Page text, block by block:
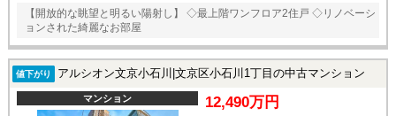
【開放的な眺望と明るい陽射し】 ◇最上階ワンフロア2住戸 ◇リノベーシ
ョンされた綺麗なお部屋
値下がり アルシオン文京小石川|文京区小石川1丁目の中古マンション
マンション 12,490万円